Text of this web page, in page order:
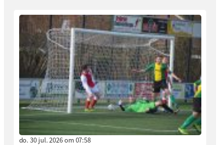
do. 30 jul. 2026 om 07:58